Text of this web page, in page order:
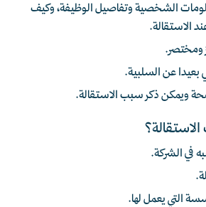
الشخصية وتفاصيل الوظيفة، وكيف
الاستقالة.
ومختصر.
عن السلبية.
ويمكن ذكر سبب الاستقالة.
في الشركة.
التي يعمل لها.